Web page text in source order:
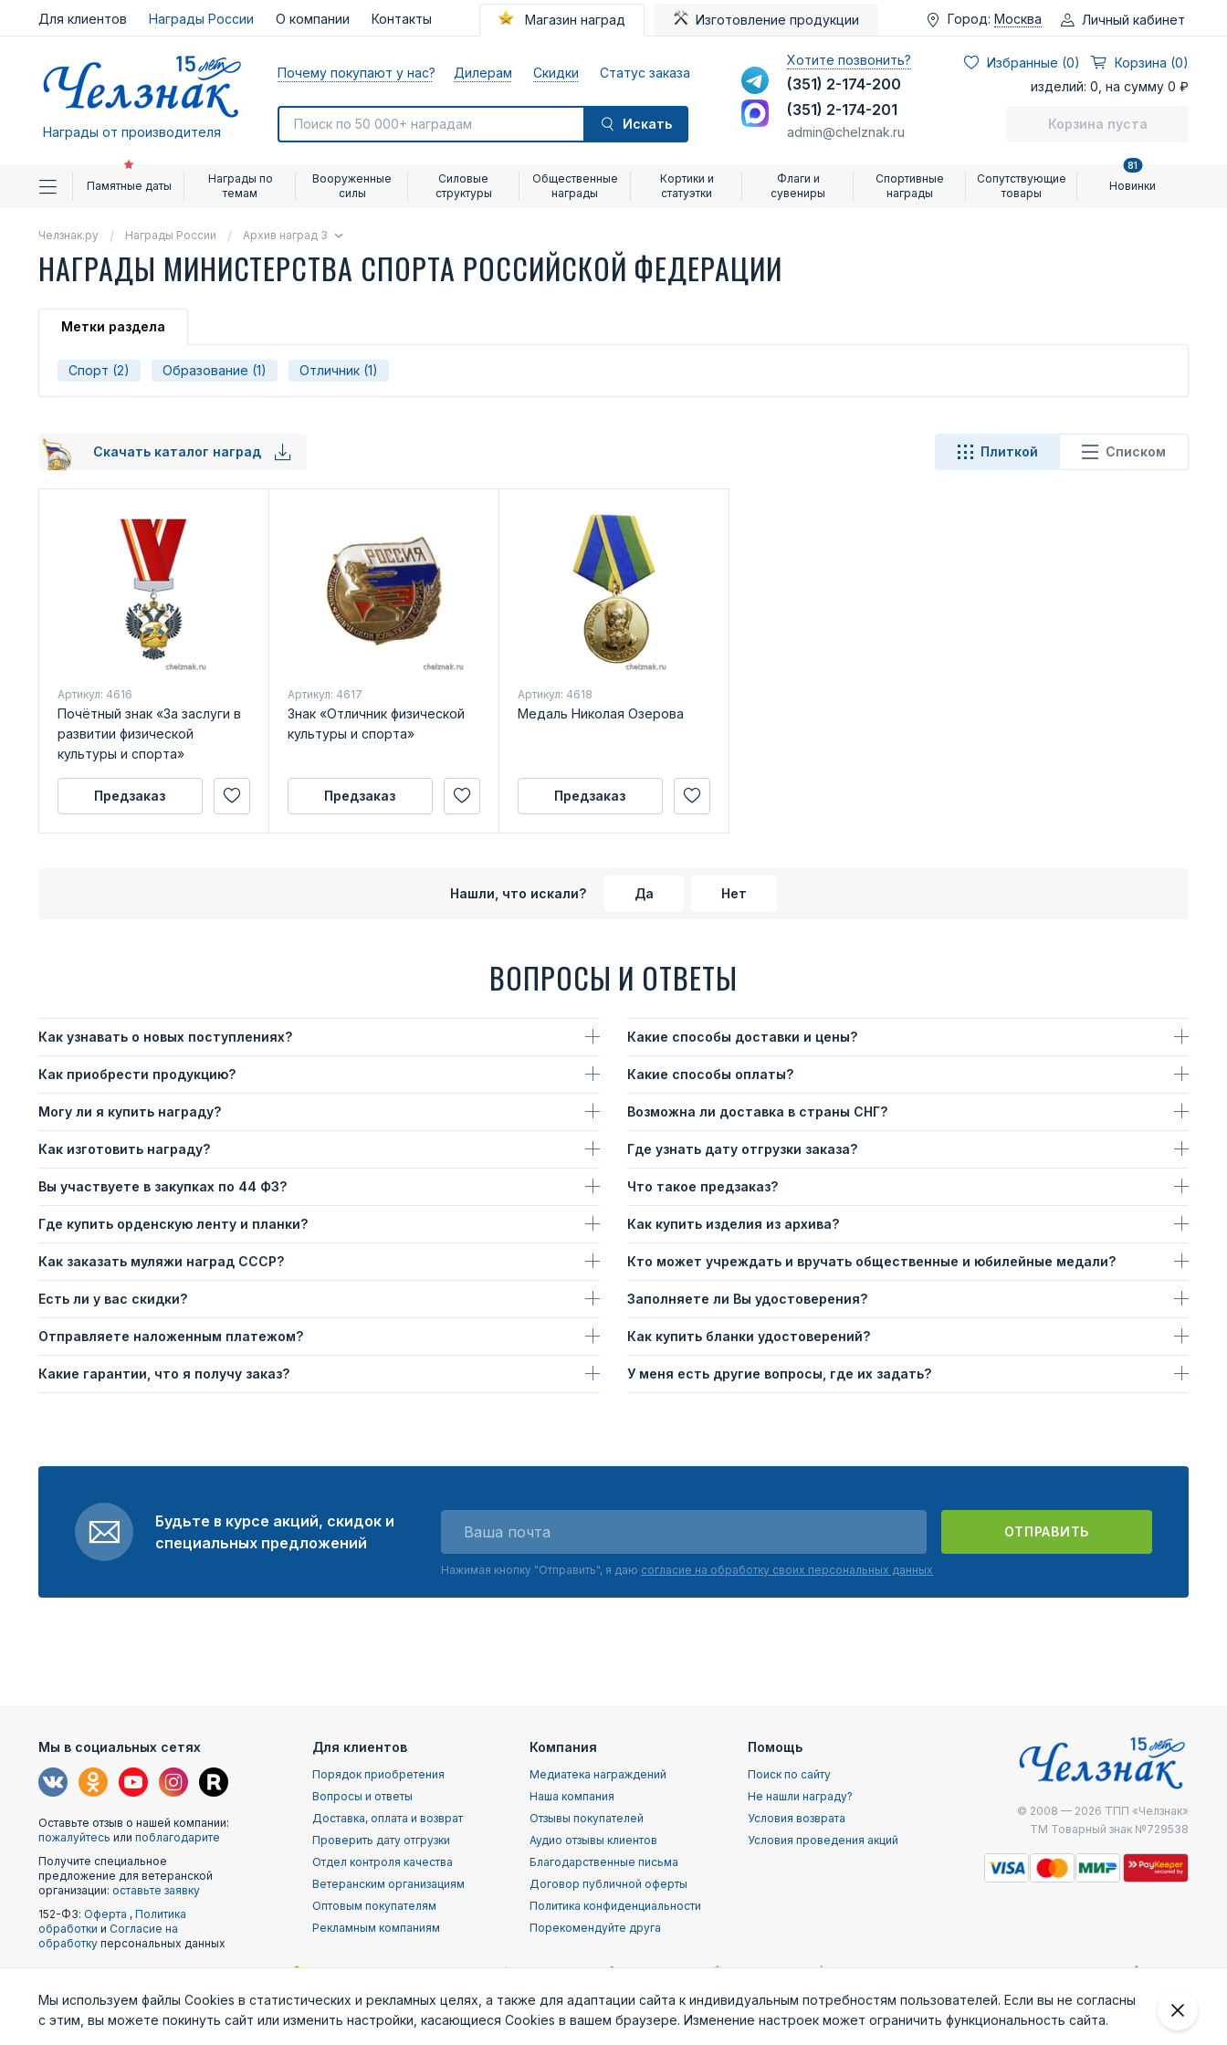
Для клиентов Награды России О компании Контакты Магазин наград Изготовление продукции Город: Москва Личный кабинет
Награды от производителя
Почему покупают у нас? Дилерам Скидки Статус заказа
Искать
Хотите позвонить?
(351) 2-174-200
(351) 2-174-201
admin@chelznak.ru
Избранные (0)
Корзина (0)
изделий: 0, на сумму 0 ₽
Корзина пуста
Памятные даты
Награды по
темам
Вооруженные
силы
Силовые
структуры
Общественные
награды
Кортики и
статуэтки
Флаги и
сувениры
Спортивные
награды
Сопутствующие
товары
Новинки
81
Челзнак.ру Награды России Архив наград 3
НАГРАДЫ МИНИСТЕРСТВА СПОРТА РОССИЙСКОЙ ФЕДЕРАЦИИ
Метки раздела
Спорт (2) Образование (1) Отличник (1)
Скачать каталог наград Плиткой Списком
Артикул: 4616
Почётный знак «За заслуги в
развитии физической
культуры и спорта»
Предзаказ
Артикул: 4617
Знак «Отличник физической
культуры и спорта»
Предзаказ
Артикул: 4618
Медаль Николая Озерова
Предзаказ
Нашли, что искали? Да Нет
ВОПРОСЫ И ОТВЕТЫ
Как узнавать о новых поступлениях?
Как приобрести продукцию?
Могу ли я купить награду?
Как изготовить награду?
Вы участвуете в закупках по 44 ФЗ?
Где купить орденскую ленту и планки?
Как заказать муляжи наград СССР?
Есть ли у вас скидки?
Отправляете наложенным платежом?
Какие гарантии, что я получу заказ?
Какие способы доставки и цены?
Какие способы оплаты?
Возможна ли доставка в страны СНГ?
Где узнать дату отгрузки заказа?
Что такое предзаказ?
Как купить изделия из архива?
Кто может учреждать и вручать общественные и юбилейные медали?
Заполняете ли Вы удостоверения?
Как купить бланки удостоверений?
У меня есть другие вопросы, где их задать?
Будьте в курсе акций, скидок и
специальных предложений
ОТПРАВИТЬ
Нажимая кнопку "Отправить", я даю согласие на обработку своих персональных данных
Мы в социальных сетях
Оставьте отзыв о нашей компании:
пожалуйтесь или поблагодарите
Получите специальное
предложение для ветеранской
организации: оставьте заявку
152-ФЗ: Оферта , Политика
обработки и Согласие на
обработку персональных данных
Для клиентов
Порядок приобретения
Вопросы и ответы
Доставка, оплата и возврат
Проверить дату отгрузки
Отдел контроля качества
Ветеранским организациям
Оптовым покупателям
Рекламным компаниям
Компания
Медиатека награждений
Наша компания
Отзывы покупателей
Аудио отзывы клиентов
Благодарственные письма
Договор публичной оферты
Политика конфиденциальности
Порекомендуйте друга
Помощь
Поиск по сайту
Не нашли награду?
Условия возврата
Условия проведения акций
© 2008 — 2026 ТПП «Челзнак»
ТМ Товарный знак №729538
Наши
партнеры
Министерство
Генштаб ВС РФ
Военно-морской
Воздушно-
ВВС (ВКС) РФ
Пограничные
Служба внешней
Железнодоржные
Министерство
МЧС России
Мы используем файлы Cookies в статистических и рекламных целях, а также для адаптации сайта к индивидуальным потребностям пользователей. Если вы не согласны
с этим, вы можете покинуть сайт или изменить настройки, касающиеся Cookies в вашем браузере. Изменение настроек может ограничить функциональность сайта.